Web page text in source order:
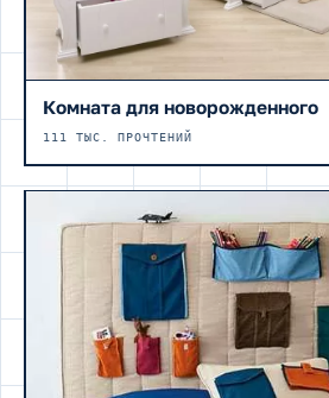
Комната для новорожденного
111 ТЫС. ПРОЧТЕНИЙ